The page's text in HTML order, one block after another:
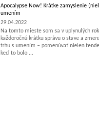
Apocalypse Now! Krátke zamyslenie
umením
29.04.2022
Na tomto mieste som sa v uplynulých
každoročnú krátku správu o stave a
trhu s umením – pomenúvať nielen
keď to bolo ...